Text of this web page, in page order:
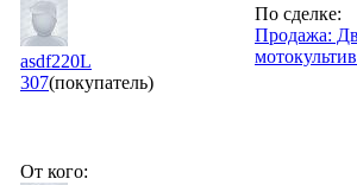
asdf220L
307(покупатель)
По сделке:
Продажа:
От кого: